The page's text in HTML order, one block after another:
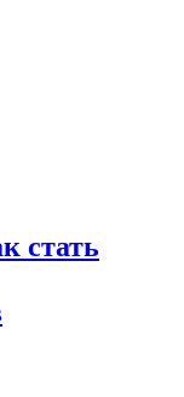
стать